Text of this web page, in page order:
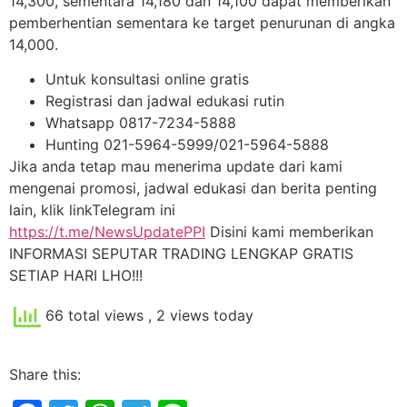
pemberhentian sementara ke target penurunan di angka
14,000.
Untuk konsultasi online gratis
Registrasi dan jadwal edukasi rutin
Whatsapp 0817-7234-5888
Hunting 021-5964-5999/021-5964-5888
Jika anda tetap mau menerima update dari kami
mengenai promosi, jadwal edukasi dan berita penting
lain, klik linkTelegram ini
https://t.me/NewsUpdatePPI Disini kami memberikan
INFORMASI SEPUTAR TRADING LENGKAP GRATIS
SETIAP HARI LHO!!!
66 total views , 2 views today
Share this: